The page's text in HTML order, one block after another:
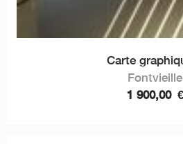
Carte
Fontvieille
1 900,00 €